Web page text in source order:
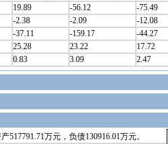
19.89 -56.12
-75.49
-2.38 -2.09
-12.08
-37.11 -159.17
-44.27
25.28 23.22
17.72
0.83 3.09 2.47
万元，负债130916.01万元。